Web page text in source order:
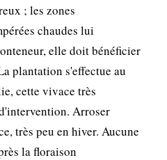
; les zones
chaudes lui
elle doit bénéficier
plantation s'effectue au
cette vivace très
Arroser
très peu en hiver. Aucune
la floraison